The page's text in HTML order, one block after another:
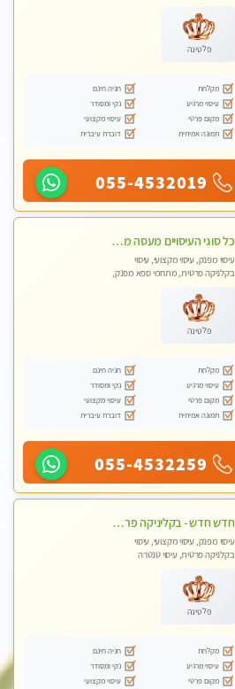
פלטינה
מקלחת
חניה חינם
עיסוי מרגיע
נקי ומסודר
מקום פרטי
עיסוי מקצועי
תמונה אמיתית
דוברת עיברית
055-4532019
כל סוגי העיסויים מעסה מקצועית ואיכותית פרטי!!!בבאר שבע
עיסוי מפנק, עיסוי מקצועי, עיסוי
בקלניקה פרטית, מתחמי ספא מפנק,
פלטינה
מקלחת
חניה חינם
עיסוי מרגיע
נקי ומסודר
מקום פרטי
עיסוי מקצועי
תמונה אמיתית
דוברת עיברית
055-4532259
חדש חדש - בקליניקה פרטית בקרית גת עיסוי לחידוש אנרגיות עיסוי חלומי מומלץ מאוד !
עיסוי מפנק, עיסוי מקצועי, עיסוי
בקלניקה פרטית, עיסוי טנטרה
פלטינה
מקלחת
חניה חינם
עיסוי מרגיע
נקי ומסודר
מקום פרטי
עיסוי מקצועי